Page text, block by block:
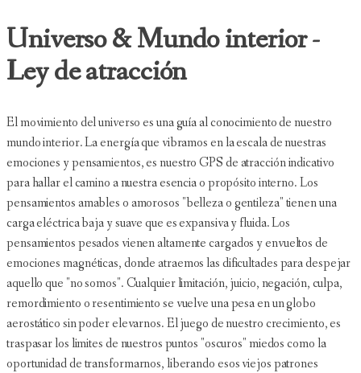
Universo & Mundo interior -
Ley de atracción
El movimiento del universo es una guía al conocimiento de nuestro
mundo interior. La energía que vibramos en la escala de nuestras
emociones y pensamientos, es nuestro GPS de atracción indicativo
para hallar el camino a nuestra esencia o propósito interno. Los
pensamientos amables o amorosos "belleza o gentileza" tienen una
carga eléctrica baja y suave que es expansiva y fluida. Los
pensamientos pesados vienen altamente cargados y envueltos de
emociones magnéticas, donde atraemos las dificultades para despejar
aquello que "no somos". Cualquier limitación, juicio, negación, culpa,
remordimiento o resentimiento se vuelve una pesa en un globo
aerostático sin poder elevarnos. El juego de nuestro crecimiento, es
traspasar los limites de nuestros puntos "oscuros" miedos como la
oportunidad de transformarnos, liberando esos viejos patrones